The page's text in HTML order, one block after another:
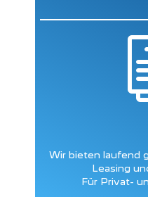
Wir bieten laufend
Leasing
Für Privat-